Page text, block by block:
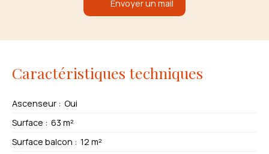
Envoyer un mail
Caractéristiques techniques
Ascenseur : Oui
Surface : 63 m²
Surface balcon : 12 m²